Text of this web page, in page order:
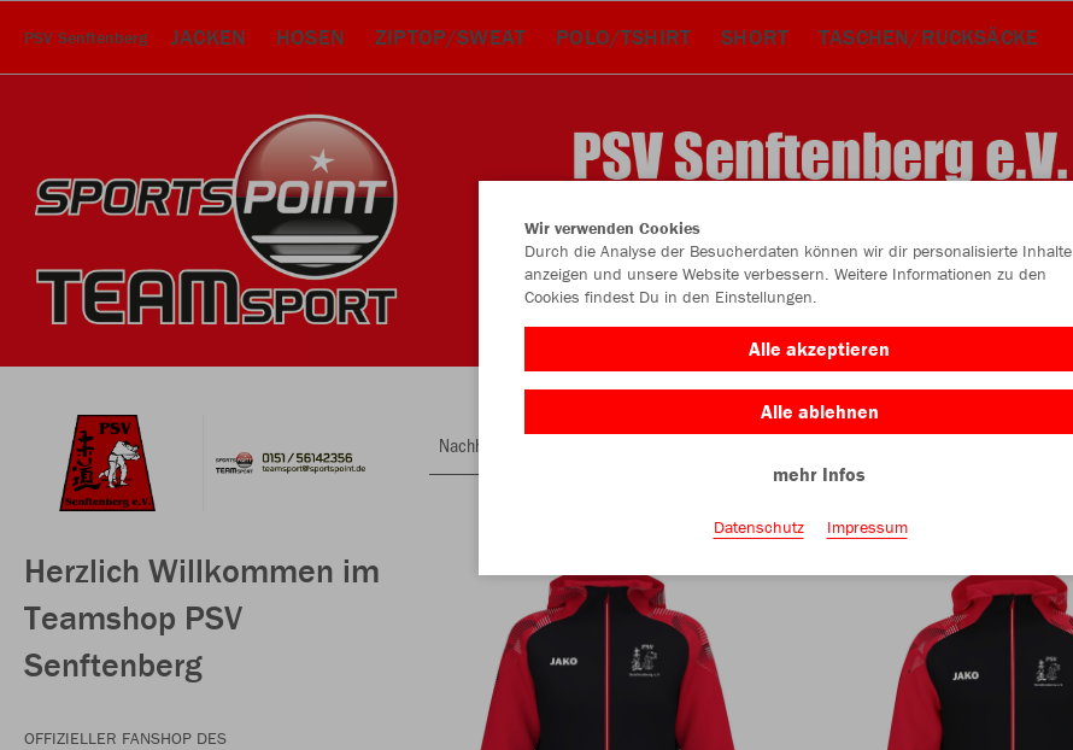
PSV Senftenberg JACKEN HOSEN ZIPTOP/SWEAT POLO/TSHIRT SHORT TASCHEN/RUCKSÄCKE
Herzlich Willkommen im
Teamshop PSV
Senftenberg
OFFIZIELLER FANSHOP DES
Nachhaltig
Wir verwenden Cookies
Durch die Analyse der Besucherdaten können wir dir personalisierte Inhalte
anzeigen und unsere Website verbessern. Weitere Informationen zu den
Cookies findest Du in den Einstellungen.
Alle akzeptieren
Alle ablehnen
mehr Infos
Datenschutz Impressum